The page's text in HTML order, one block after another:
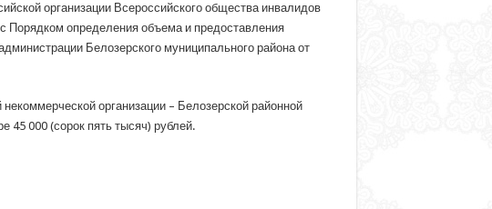
организации Всероссийского общества инвалидов
Порядком определения объема и предоставления
Белозерского муниципального района от
организации – Белозерской районной
45 000 (сорок пять тысяч) рублей.